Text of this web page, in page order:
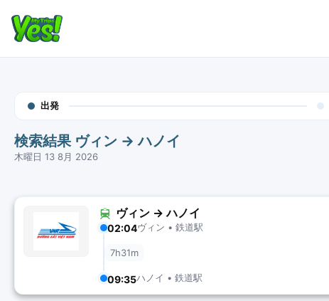
出発
検索結果 ヴィン → ハノイ
木曜日 13 8月 2026
ヴィン → ハノイ
02:04ヴィン • 鉄道駅
7h31m
09:35ハノイ • 鉄道駅